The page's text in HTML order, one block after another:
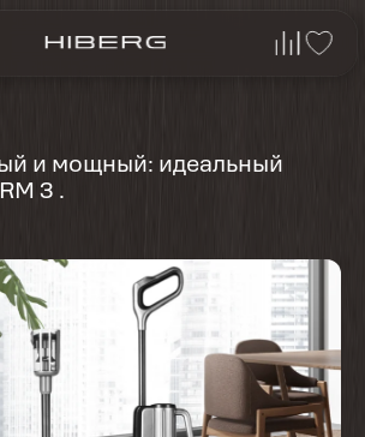
и мощный: идеальный
3 .